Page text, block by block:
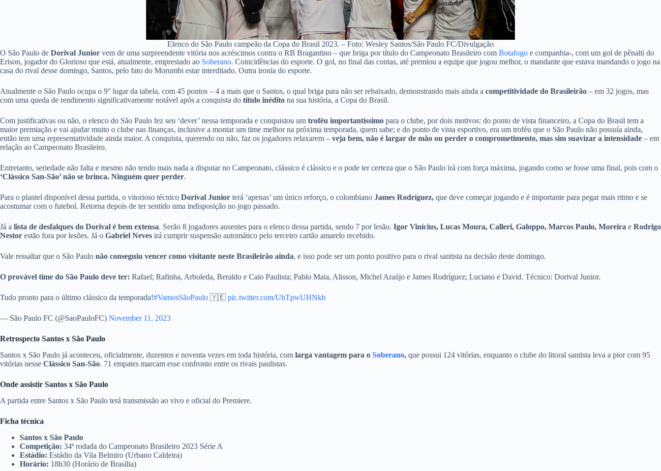
Elenco do São Paulo campeão da Copa do Brasil 2023. – Foto: Wesley Santos/São Paulo FC/Divulgação
O São Paulo de Dorival Junior vem de uma surpreendente vitória nos acréscimos contra o RB Bragantino – que briga por título do Campeonato Brasileiro com Botafogo e companhia-, com um gol de pênalti do
Erison, jogador do Glorioso que está, atualmente, emprestado ao Soberano. Coincidências do esporte. O gol, no final das contas, até premiou a equipe que jogou melhor, o mandante que estava mandando o jogo na
casa do rival desse domingo, Santos, pelo fato do Morumbi estar interditado. Outra ironia do esporte.
Atualmente o São Paulo ocupa o 9° lugar da tabela, com 45 pontos – 4 a mais que o Santos, o qual briga para não ser rebaixado, demonstrando mais ainda a competitividade do Brasileirão – em 32 jogos, mas
com uma queda de rendimento significativamente notável após a conquista do título inédito na sua história, a Copa do Brasil.
Com justificativas ou não, o elenco do São Paulo fez seu ‘dever’ nessa temporada e conquistou um troféu importantíssimo para o clube, por dois motivos: do ponto de vista financeiro, a Copa do Brasil tem a
maior premiação e vai ajudar muito o clube nas finanças, inclusive a montar um time melhor na próxima temporada, quem sabe; e do ponto de vista esportivo, era um troféu que o São Paulo não possuía ainda,
então tem uma representatividade ainda maior. A conquista, querendo ou não, faz os jogadores relaxarem – veja bem, não é largar de mão ou perder o comprometimento, mas sim suavizar a intensidade – em
relação ao Campeonato Brasileiro.
Entretanto, seriedade não falta e mesmo não tendo mais nada a disputar no Campeonato, clássico é clássico e o pode ter certeza que o São Paulo irá com força máxima, jogando como se fosse uma final, pois com o
‘Clássico San-São’ não se brinca. Ninguém quer perder.
Para o plantel disponível dessa partida, o vitorioso técnico Dorival Junior terá ‘apenas’ um único reforço, o colombiano James Rodríguez, que deve começar jogando e é importante para pegar mais ritmo e se
acostumar com o futebol. Retorna depois de ter sentido uma indisposição no jogo passado.
Já a lista de desfalques do Dorival é bem extensa. Serão 8 jogadores ausentes para o elenco dessa partida, sendo 7 por lesão. Igor Vinícius, Lucas Moura, Calleri, Galoppo, Marcos Paulo, Moreira e Rodrigo
Nestor estão fora por lesões. Já o Gabriel Neves irá cumprir suspensão automático pelo terceiro cartão amarelo recebido.
Vale ressaltar que o São Paulo não conseguiu vencer como visitante neste Brasileirão ainda, e isso pode ser um ponto positivo para o rival santista na decisão deste domingo.
O provável time do São Paulo deve ter: Rafael; Rafinha, Arboleda, Beraldo e Caio Paulista; Pablo Maia, Alisson, Michel Araújo e James Rodríguez; Luciano e David. Técnico: Dorival Junior.
Tudo pronto para o último clássico da temporada!#VamosSãoPaulo 🇾🇪 pic.twitter.com/UhTpwUHNkb
— São Paulo FC (@SaoPauloFC) November 11, 2023
Retrospecto Santos x São Paulo
Santos x São Paulo já aconteceu, oficialmente, duzentos e noventa vezes em toda história, com larga vantagem para o Soberano, que possui 124 vitórias, enquanto o clube do litoral santista leva a pior com 95
vitórias nesse Clássico San-São. 71 empates marcam esse confronto entre os rivais paulistas.
Onde assistir Santos x São Paulo
A partida entre Santos x São Paulo terá transmissão ao vivo e oficial do Premiere.
Ficha técnica
Santos x São Paulo
Competição: 34ª rodada do Campeonato Brasileiro 2023 Série A
Estádio: Estádio da Vila Belmiro (Urbano Caldeira)
Horário: 18h30 (Horário de Brasília)